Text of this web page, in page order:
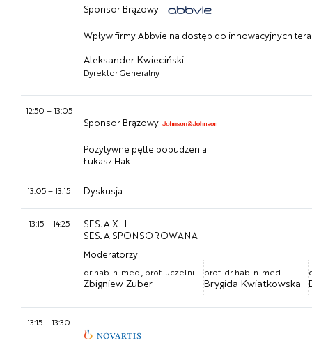
Sponsor Brązowy
Wpływ firmy Abbvie na dostęp do innowacyjnych
Aleksander Kwieciński
Dyrektor Generalny
12:50 – 13:05
Sponsor Brązowy
Pozytywne pętle pobudzenia
Łukasz Hak
13:05– 13:15 Dyskusja
13:15– 14:25
SESJA XIII
SESJA SPONSOROWANA
Moderatorzy
dr hab. n. med., prof. uczelni
Zbigniew Żuber
prof. dr hab. n. med.
Brygida Kwiatkowska
13:15– 13:30